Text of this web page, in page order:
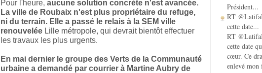
Pour l'heure, aucune solution concrète n'est avancée.
La ville de Roubaix n'est plus propriétaire du refuge,
ni du terrain. Elle a passé le relais à la SEM ville
renouvelée Lille métropole, qui devrait bientôt effectuer
les travaux les plus urgents.
En mai dernier le groupe des Verts de la Communauté
urbaine a demandé par courrier à Martine Aubry de
Président...
RT
cette date...
RT
cette date
cœur. Ce
enlevé